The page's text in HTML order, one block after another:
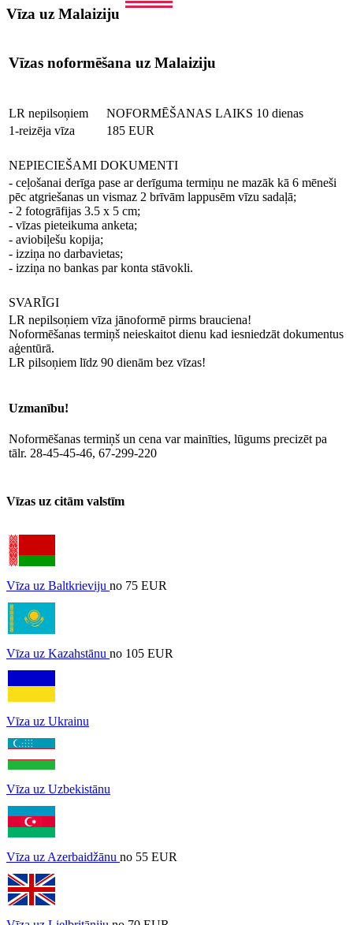
Vīza uz Malaiziju
Vīzas noformēšana uz Malaiziju
LR nepilsoņiem
NOFORMĒŠANAS LAIKS 10 dienas
1-reizēja vīza
185 EUR
NEPIECIEŠAMI DOKUMENTI
- ceļošanai derīga pase ar derīguma termiņu ne mazāk kā 6 mēneši
pēc atgriešanas un vismaz 2 brīvām lappusēm vīzu sadaļā;
- 2 fotogrāfijas 3.5 x 5 cm;
- vīzas pieteikuma anketa;
- aviobiļešu kopija;
- izziņa no darbavietas;
- izziņa no bankas par konta stāvokli.
SVARĪGI
LR nepilsoņiem vīza jānoformē pirms brauciena!
Noformēšanas termiņš neieskaitot dienu kad iesniedzāt dokumentus
aģentūrā.
LR pilsoņiem līdz 90 dienām bez vīzas!
Uzmanību!
Noformēšanas termiņš un cena var mainīties, lūgums precizēt pa
tālr. 28-45-45-46, 67-299-220
Vīzas uz citām valstīm
Vīza uz Baltkrieviju no 75 EUR
Vīza uz Kazahstānu no 105 EUR
Vīza uz Ukrainu
Vīza uz Uzbekistānu
Vīza uz Azerbaidžānu no 55 EUR